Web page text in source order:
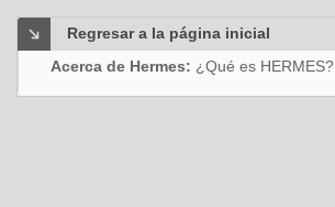
Regresar a la página inicial
Acerca de Hermes: ¿Qué es HERMES?